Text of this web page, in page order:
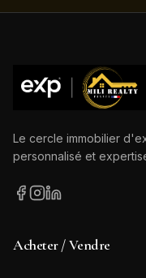
Le cercle immobilier
personnalisé et
Acheter / Vendre